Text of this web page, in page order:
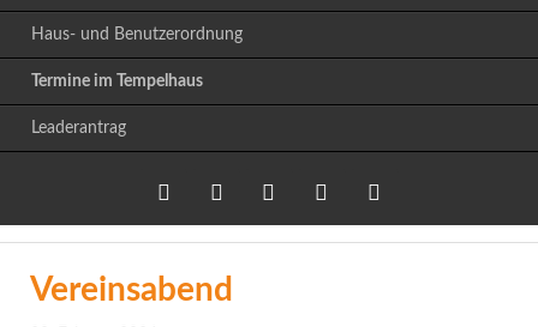
Haus- und Benutzerordnung
Termine im Tempelhaus
Leaderantrag
Twitter LinkedIn
Vereinsabend